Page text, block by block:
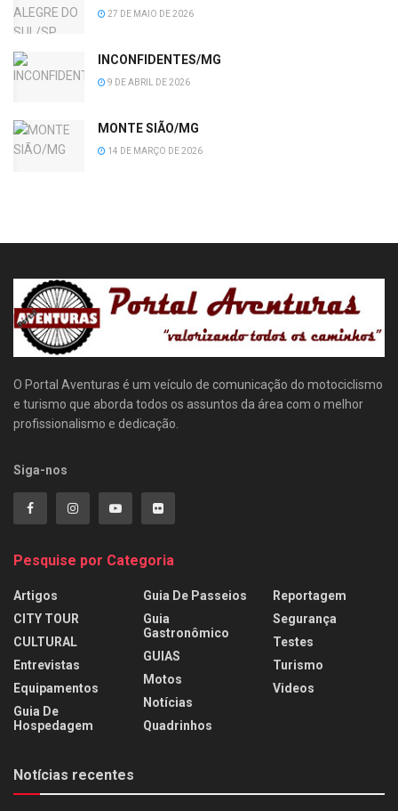
27 DE MAIO DE 2026
INCONFIDENTES/MG
9 DE ABRIL DE 2026
MONTE SIÃO/MG
14 DE MARÇO DE 2026
O Portal Aventuras é um veículo de comunicação do motociclismo
e turismo que aborda todos os assuntos da área com o melhor
profissionalismo e dedicação.
Siga-nos
Pesquise por Categoria
Artigos
CITY TOUR
CULTURAL
Entrevistas
Equipamentos
Guia De
Hospedagem
Guia De Passeios
Guia
Gastronômico
GUIAS
Motos
Notícias
Quadrinhos
Reportagem
Segurança
Testes
Turismo
Videos
Notícias recentes